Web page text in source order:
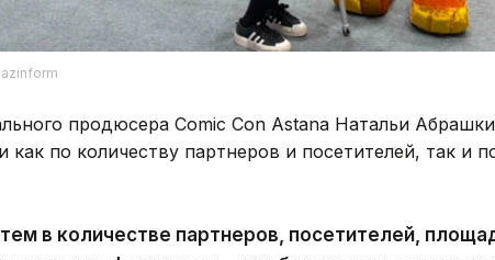
продюсера Comic Con Astana Натальи
как по количеству партнеров и посетителей, так и
в количестве партнеров, посетителей,